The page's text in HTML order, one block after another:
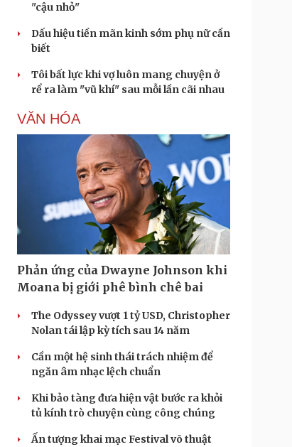
"cậu nhỏ"
Dấu hiệu tiền mãn kinh sớm phụ nữ cần
biết
Tôi bất lực khi vợ luôn mang chuyện ở
rể ra làm "vũ khí" sau mỗi lần cãi nhau
VĂN HÓA
Phản ứng của Dwayne Johnson khi
Moana bị giới phê bình chê bai
The Odyssey vượt 1 tỷ USD, Christopher
Nolan tái lập kỳ tích sau 14 năm
Cần một hệ sinh thái trách nhiệm để
ngăn âm nhạc lệch chuẩn
Khi bảo tàng đưa hiện vật bước ra khỏi
tủ kính trò chuyện cùng công chúng
Ấn tượng khai mạc Festival võ thuật